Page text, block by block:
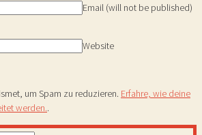
Email (will not be published)
Website
um Spam zu reduzieren. Erfahre, wie deine
werden..